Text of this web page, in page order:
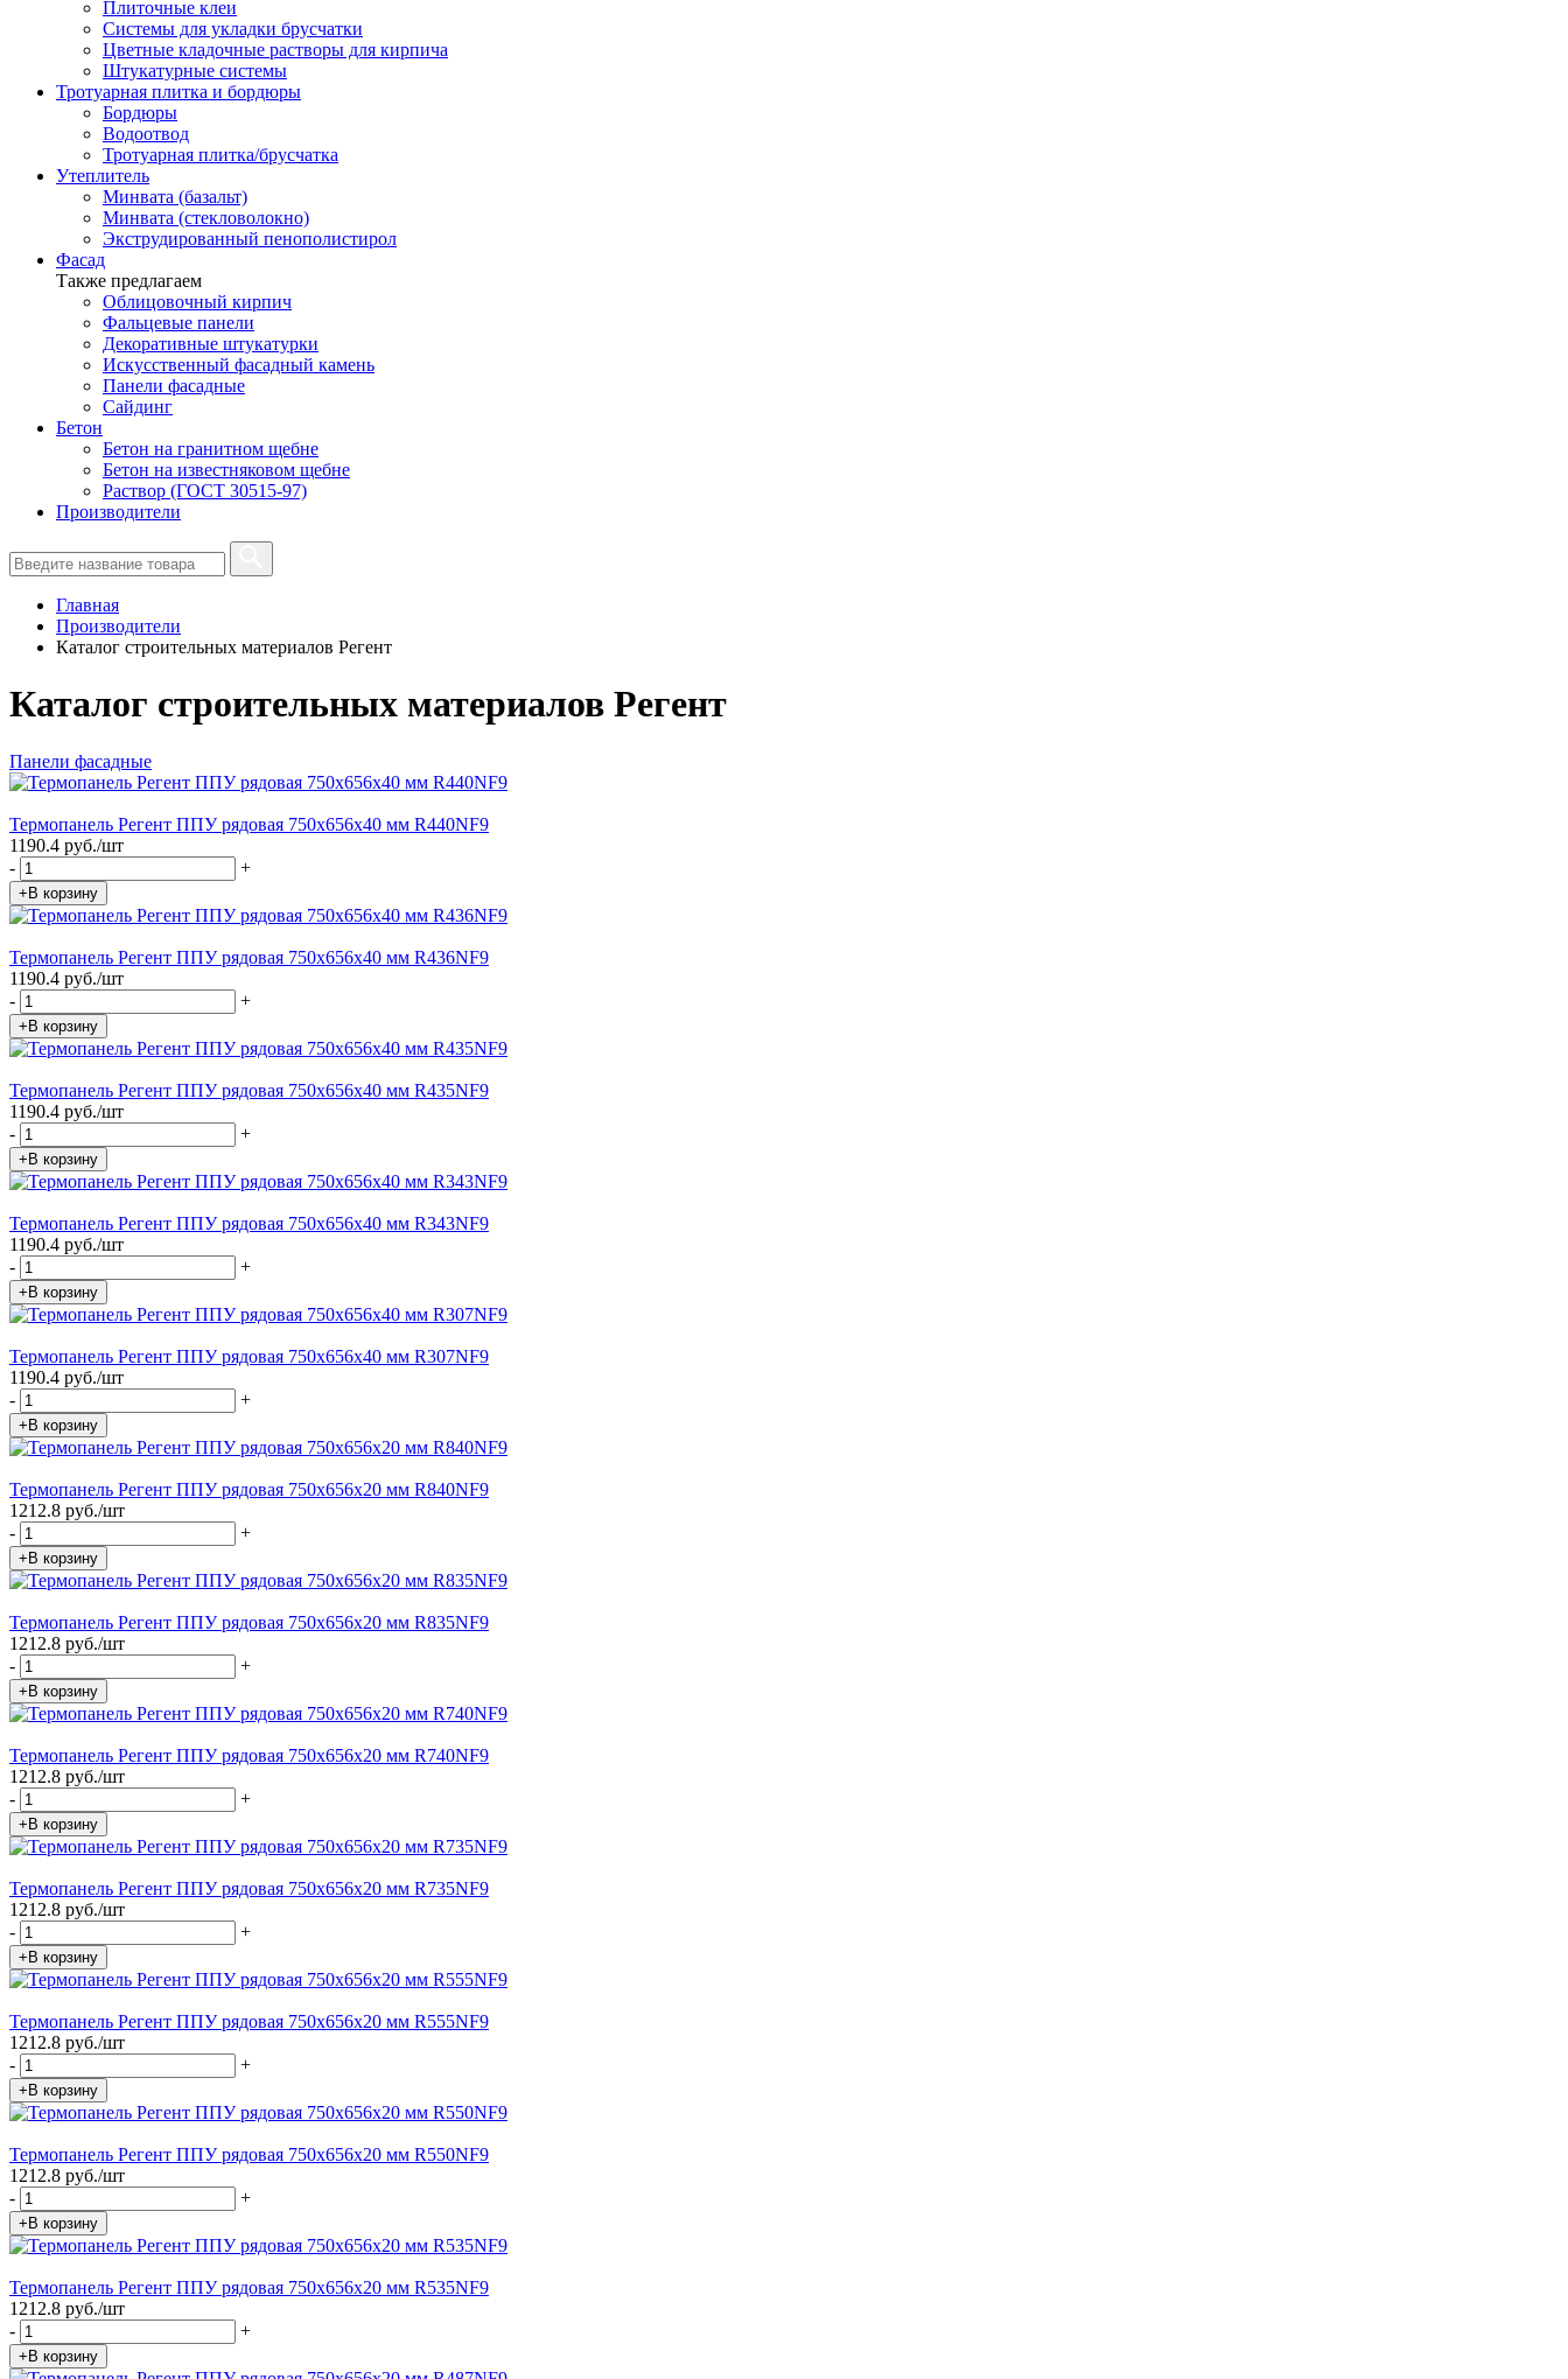
Плиточные клеи
Системы для укладки брусчатки
Цветные кладочные растворы для кирпича
Штукатурные системы
Тротуарная плитка и бордюры
Бордюры
Водоотвод
Тротуарная плитка/брусчатка
Утеплитель
Минвата (базальт)
Минвата (стекловолокно)
Экструдированный пенополистирол
Фасад
Также предлагаем
Облицовочный кирпич
Фальцевые панели
Декоративные штукатурки
Искусственный фасадный камень
Панели фасадные
Сайдинг
Бетон
Бетон на гранитном щебне
Бетон на известняковом щебне
Раствор (ГОСТ 30515-97)
Производители
Главная
Производители
Каталог строительных материалов Регент
Каталог строительных материалов Регент
Панели фасадные
Термопанель Регент ППУ рядовая 750х656х40 мм R440NF9
1190.4 руб./шт
-
+
+В корзину
Термопанель Регент ППУ рядовая 750х656х40 мм R436NF9
1190.4 руб./шт
-
+
+В корзину
Термопанель Регент ППУ рядовая 750х656х40 мм R435NF9
1190.4 руб./шт
-
+
+В корзину
Термопанель Регент ППУ рядовая 750х656х40 мм R343NF9
1190.4 руб./шт
-
+
+В корзину
Термопанель Регент ППУ рядовая 750х656х40 мм R307NF9
1190.4 руб./шт
-
+
+В корзину
Термопанель Регент ППУ рядовая 750х656х20 мм R840NF9
1212.8 руб./шт
-
+
+В корзину
Термопанель Регент ППУ рядовая 750х656х20 мм R835NF9
1212.8 руб./шт
-
+
+В корзину
Термопанель Регент ППУ рядовая 750х656х20 мм R740NF9
1212.8 руб./шт
-
+
+В корзину
Термопанель Регент ППУ рядовая 750х656х20 мм R735NF9
1212.8 руб./шт
-
+
+В корзину
Термопанель Регент ППУ рядовая 750х656х20 мм R555NF9
1212.8 руб./шт
-
+
+В корзину
Термопанель Регент ППУ рядовая 750х656х20 мм R550NF9
1212.8 руб./шт
-
+
+В корзину
Термопанель Регент ППУ рядовая 750х656х20 мм R535NF9
1212.8 руб./шт
-
+
+В корзину